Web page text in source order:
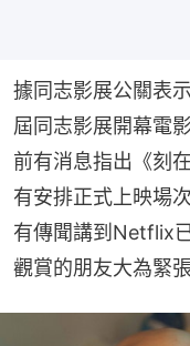
據同志影展公關表
屆同志影展開幕電
前有消息指出《刻
有安排正式上映場
有傳聞講到Netflix
觀賞的朋友大為緊